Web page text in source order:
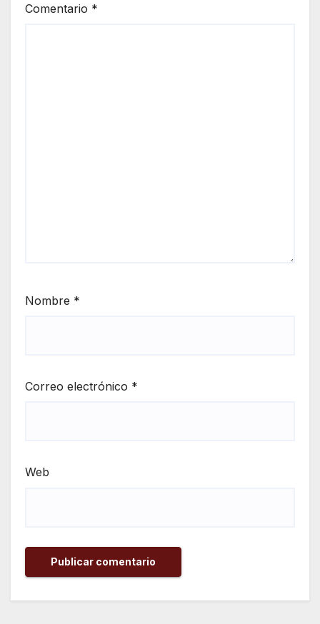
Comentario *
Nombre *
Correo electrónico *
Web